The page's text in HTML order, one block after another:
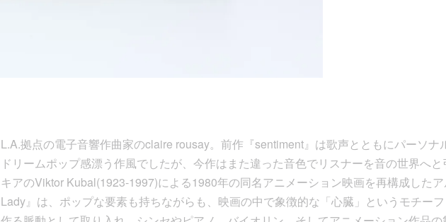
L.A.拠点の電子音響作曲家のclaire rousay。前作『sentiment』は歌声とともにパーソナ
ドリームポップ感漂う作風でしたが、今作はまた違った音色でリスナーを音の世界へ
キアのViktor Kubal(1923-1997)による1980年の同名アニメーション映画を再構成した
Lady』は、ポップな要素も持ちながらも、映画の中で象徴的な「心臓」というモチー